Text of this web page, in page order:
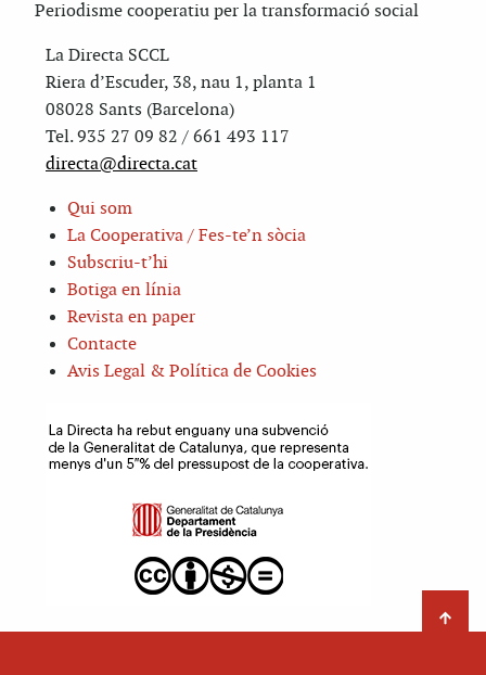
Periodisme cooperatiu per la transformació social
La Directa SCCL
Riera d’Escuder, 38, nau 1, planta 1
08028 Sants (Barcelona)
Tel. 935 27 09 82 / 661 493 117
directa@directa.cat
Qui som
La Cooperativa / Fes-te’n sòcia
Subscriu-t’hi
Botiga en línia
Revista en paper
Contacte
Avis Legal & Política de Cookies